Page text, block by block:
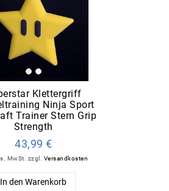
Klettergriff
Ninja Sport
Trainer Stern Grip
Strength
43,99 €
MwSt. zzgl. Versandkosten
In den Warenkorb